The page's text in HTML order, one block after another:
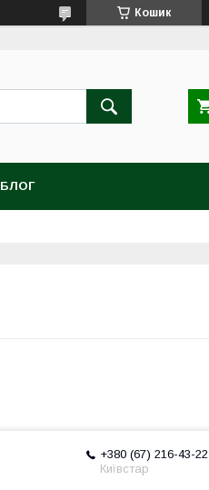
Кошик
БЛОГ
+380 (67) 216-43-22
Київстар